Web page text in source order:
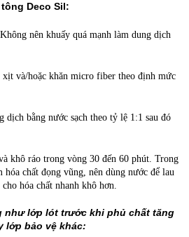
Deco Sil:
nên khuấy quá mạnh làm dung dịch
xịt và/hoặc khăn micro fiber theo định mức
dịch bằng nước sạch theo tỷ lệ 1:1 sau đó
khô ráo trong vòng 30 đến 60 phút. Trong
chất đọng vũng, nên dùng nước để lau
hóa chất nhanh khô hơn.
như lớp lót trước khi phủ chất tăng
lớp bảo vệ khác: